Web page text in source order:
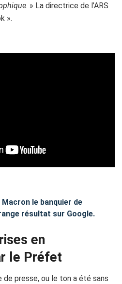
. » La directrice de l’ARS
».
Macron le banquier de
résultat sur Google.
en
le Préfet
de presse, ou le ton a été sans